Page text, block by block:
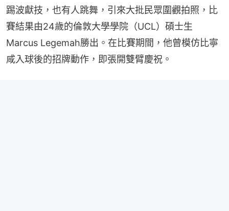
踢波獻技，也有人跳舞，引來大批民眾圍觀拍照，比
賽結果由24歲的倫敦大學學院（UCL）碩士生
Marcus Legemah勝出。在比賽期間，他曾模仿比寧
咸入球後的招牌動作，即張開雙臂慶祝。